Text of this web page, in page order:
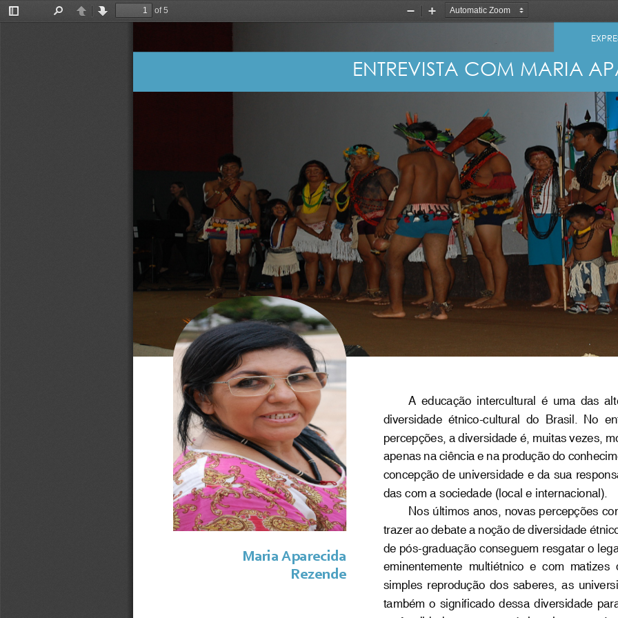
Toggle
PreviousNext
of 5
Zoom
Zoom
ENTREVISTA COM MARIA
Maria Aparecida
Rezende
A  educação  intercultural  é  uma  das
diversidade  étnico-cultural  do  Brasil.  No
percepções, a diversidade é, muitas vezes,
apenas na ciência e na produção do
concepção de universidade e da sua
das com a sociedade (local e internacional).
Nos últimos anos, novas percepções
trazer ao debate a noção de diversidade
de pós-graduação conseguem resgatar o
eminentemente  multiétnico  e  com  matizes
simples  reprodução  dos  saberes,  as
também  o  significado  dessa  diversidade